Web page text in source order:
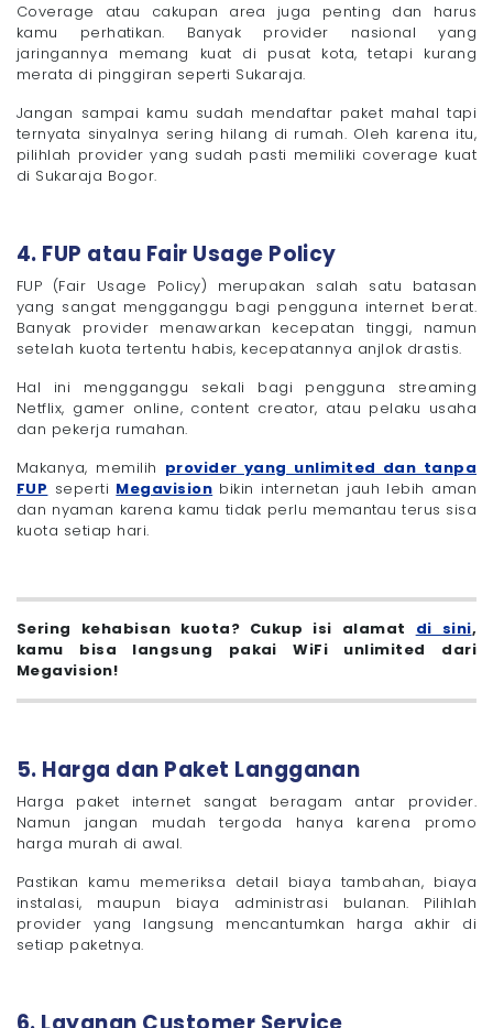
Coverage atau cakupan area juga penting dan harus
kamu perhatikan. Banyak provider nasional yang
jaringannya memang kuat di pusat kota, tetapi kurang
merata di pinggiran seperti Sukaraja.
Jangan sampai kamu sudah mendaftar paket mahal tapi
ternyata sinyalnya sering hilang di rumah. Oleh karena itu,
pilihlah provider yang sudah pasti memiliki coverage kuat
di Sukaraja Bogor.
4. FUP atau Fair Usage Policy
FUP (Fair Usage Policy) merupakan salah satu batasan
yang sangat mengganggu bagi pengguna internet berat.
Banyak provider menawarkan kecepatan tinggi, namun
setelah kuota tertentu habis, kecepatannya anjlok drastis.
Hal ini mengganggu sekali bagi pengguna streaming
Netflix, gamer online, content creator, atau pelaku usaha
dan pekerja rumahan.
Makanya, memilih provider yang unlimited dan tanpa
FUP seperti Megavision bikin internetan jauh lebih aman
dan nyaman karena kamu tidak perlu memantau terus sisa
kuota setiap hari.
Sering kehabisan kuota? Cukup isi alamat di sini,
kamu bisa langsung pakai WiFi unlimited dari
Megavision!
5. Harga dan Paket Langganan
Harga paket internet sangat beragam antar provider.
Namun jangan mudah tergoda hanya karena promo
harga murah di awal.
Pastikan kamu memeriksa detail biaya tambahan, biaya
instalasi, maupun biaya administrasi bulanan. Pilihlah
provider yang langsung mencantumkan harga akhir di
setiap paketnya.